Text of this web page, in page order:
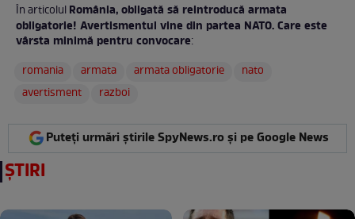
În articolulRomânia, obligată să reintroducă armata
obligatorie! Avertismentul vine din partea NATO. Care este
vârsta minimă pentru convocare:
romania
armata armata obligatorie
nato
avertisment
razboi
Puteți urmări știrile SpyNews.ro și pe Google News
ȘTIRI